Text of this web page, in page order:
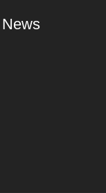
News